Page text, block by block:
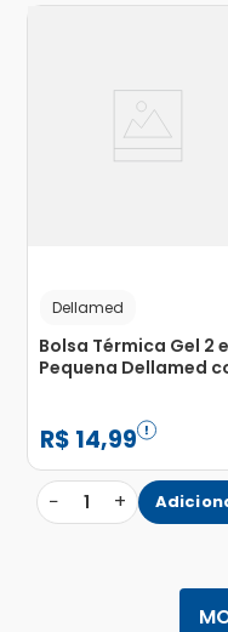
Dellamed
Bolsa Térmica Gel 2
Pequena Dellamed
R$ 14,99
− 1 +